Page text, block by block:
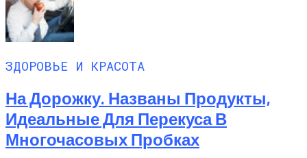
ЗДОРОВЬЕ И КРАСОТА
На Дорожку. Названы Продукты,
Идеальные Для Перекуса В
Многочасовых Пробках